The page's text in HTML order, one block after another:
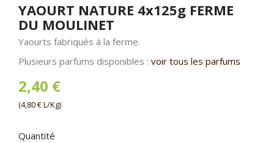
YAOURT NATURE 4x125g FERME
DU MOULINET
Yaourts fabriqués à la ferme.
Plusieurs parfums disponibles : voir tous les parfums
2,40 €
(4,80 € L/Kg)
Quantité